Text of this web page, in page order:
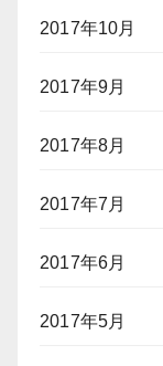
2017年10月
2017年9月
2017年8月
2017年7月
2017年6月
2017年5月